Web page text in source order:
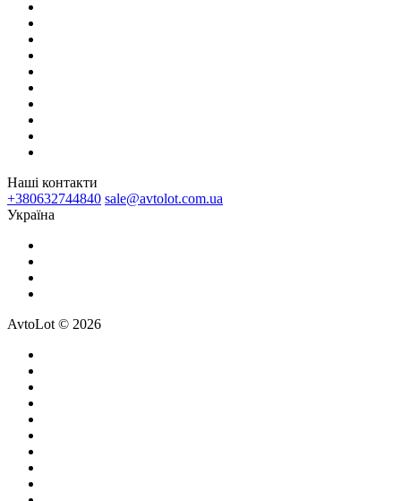
Наші контакти
+380632744840 sale@avtolot.com.ua
Українa
AvtoLot © 2026